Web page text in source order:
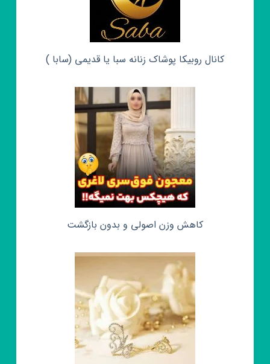
کانال روبیکا پوشاک زنانه سبا یا قدیمی (سابا )
کاهش وزن اصولی و بدون بازگشت